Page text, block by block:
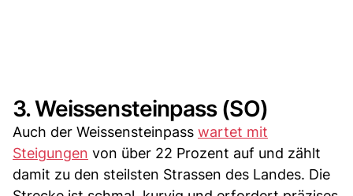
3. Weissensteinpass (SO)
Auch der Weissensteinpass wartet mit
Steigungen von über 22 Prozent auf und zählt
damit zu den steilsten Strassen des Landes. Die